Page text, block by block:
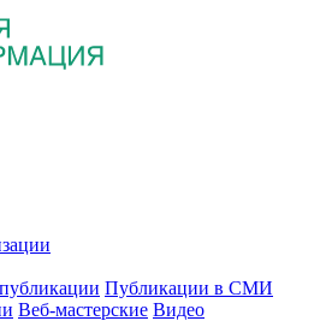
Публикации в СМИ
Веб-мастерские Видео